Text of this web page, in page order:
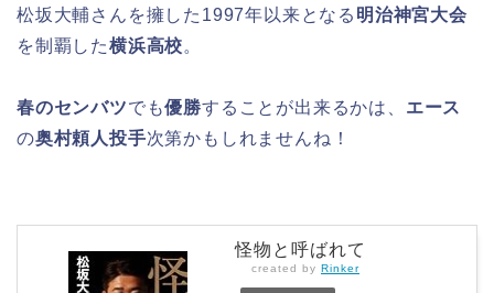
松坂大輔さんを擁した1997年以来となる 明治神宮大会
を制覇した横浜高校。
春のセンバツでも優勝することが出来るかは、 エース
の奥村頼人投手次第かもしれませんね！
怪物と呼ばれて
created by Rinker